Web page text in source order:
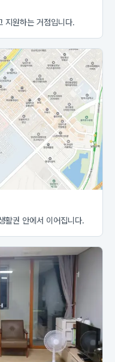
지원하는 거점입니다.
활권 안에서 이어집니다.